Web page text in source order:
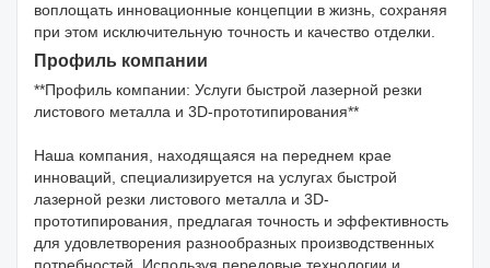
воплощать инновационные концепции в жизнь, сохраняя
при этом исключительную точность и качество отделки.
Профиль компании
**Профиль компании: Услуги быстрой лазерной резки
листового металла и 3D-прототипирования**
Наша компания, находящаяся на переднем крае
инноваций, специализируется на услугах быстрой
лазерной резки листового металла и 3D-
прототипирования, предлагая точность и эффективность
для удовлетворения разнообразных производственных